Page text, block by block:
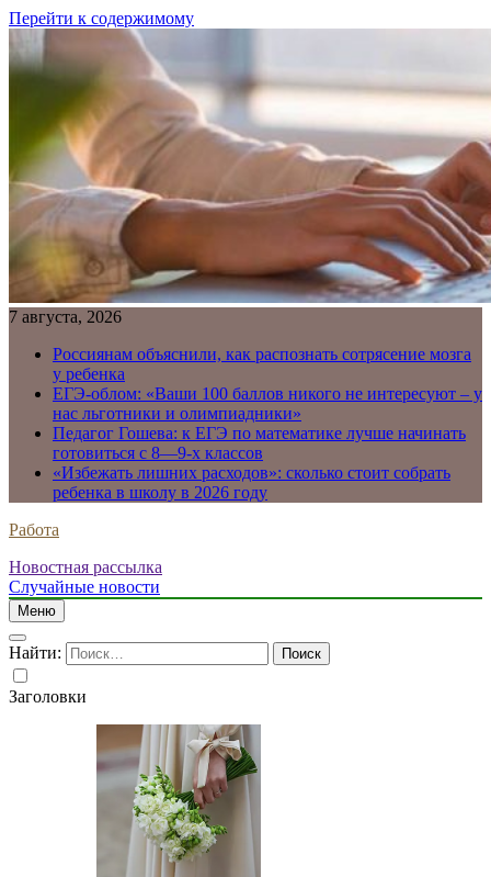
Перейти к содержимому
7 августа, 2026
Россиянам объяснили, как распознать сотрясение мозга
у ребенка
ЕГЭ-облом: «Ваши 100 баллов никого не интересуют – у
нас льготники и олимпиадники»
Педагог Гошева: к ЕГЭ по математике лучше начинать
готовиться с 8—9-х классов
«Избежать лишних расходов»: сколько стоит собрать
ребенка в школу в 2026 году
Работа
Новостная рассылка
Случайные новости
Меню
Найти:
Заголовки